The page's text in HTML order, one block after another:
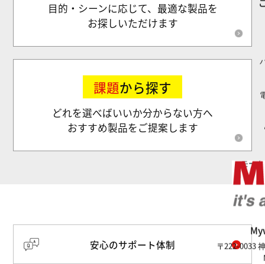
モー
〒222-0033
目的・シーンに応じて、最適な製品を
お探しいただけます
課題から探す
どれを選べばいいか分からない方へ
おすすめ製品をご提案します
安心のサポート体制